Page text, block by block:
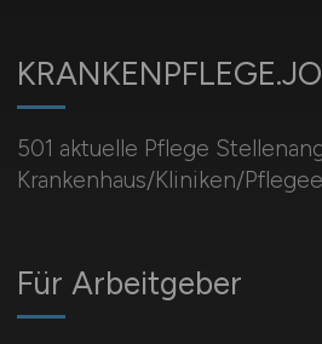
501 aktuelle Pflege
Krankenhaus/Kliniken/
Für Arbeitgeber